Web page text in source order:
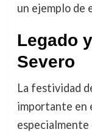
un ejemplo de
Legado
Severo
La festividad
importante en
especialmente